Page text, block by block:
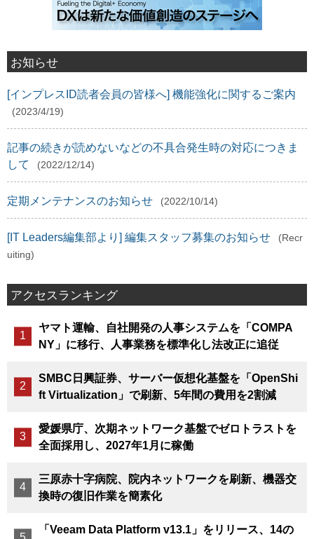
お知らせ
[インプレスID読者会員の皆様へ] 機能強化に関するご案内
(2023/4/19)
記事の続きが読めないなどの不具合発生時の対応につきま
して
(2022/12/14)
定期メンテナンスのお知らせ (2022/10/14)
[IT Leaders編集部より] 編集スタッフ募集のお知らせ
(Recr
uiting)
アクセスランキング
ヤマト運輸、自社開発の人事システムを「COMPA
NY」に移行、人事業務を標準化し法改正に追従
SMBC日興証券、サーバー仮想化基盤を「OpenShi
ft Virtualization」で刷新、5年間の費用を2割減
愛媛県庁、次期ネットワーク基盤でゼロトラストを
全面採用し、2027年1月に稼働
三原赤十字病院、院内ネットワークを刷新、機器交
換時の復旧作業を簡素化
「Veeam Data Platform v13.1」をリリース、14の